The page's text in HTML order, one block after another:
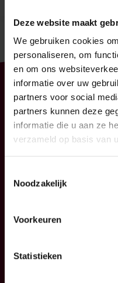
Deze website maakt
We gebruiken cookies
personaliseren, om
en om ons
informatie over uw
partners voor social
partners kunnen deze
informatie die u aan ze
verzameld op basis van
Noodzakelijk
Voorkeuren
Statistieken
Particulier
Uw mobiliteit
Uw woning en
beleggen
Info